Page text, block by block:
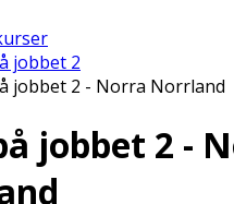
jobbet 2
jobbet 2 - Norra Norrland
jobbet 2 -